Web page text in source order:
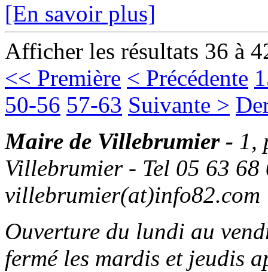
[En savoir plus]
Afficher les résultats 36 à
<< Première < Précédente
50-56 57-63 Suivante >
Maire de Villebrumier - 1,
Villebrumier - Tel 05 63
villebrumier(at)info82.com
Ouverture du lundi au
fermé les mardis et jeudis